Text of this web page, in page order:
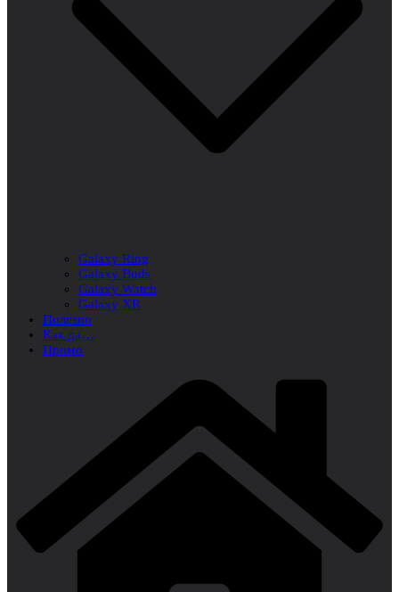
Galaxy Ring
Galaxy Buds
Galaxy Watch
Galaxy XR
Полезно
Как да…
Промо